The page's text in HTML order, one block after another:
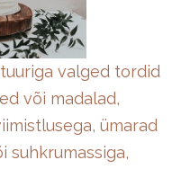
valged tordid
või madalad,
ümarad
suhkrumassiga,